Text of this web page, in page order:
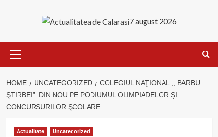
7 august 2026
Menu
HOME UNCATEGORIZED
COLEGIUL NAŢIONAL ,, BARBU
ŞTIRBEI”, DIN NOU PE PODIUMUL OLIMPIADELOR ŞI
CONCURSURILOR ŞCOLARE
Actualitate Uncategorized